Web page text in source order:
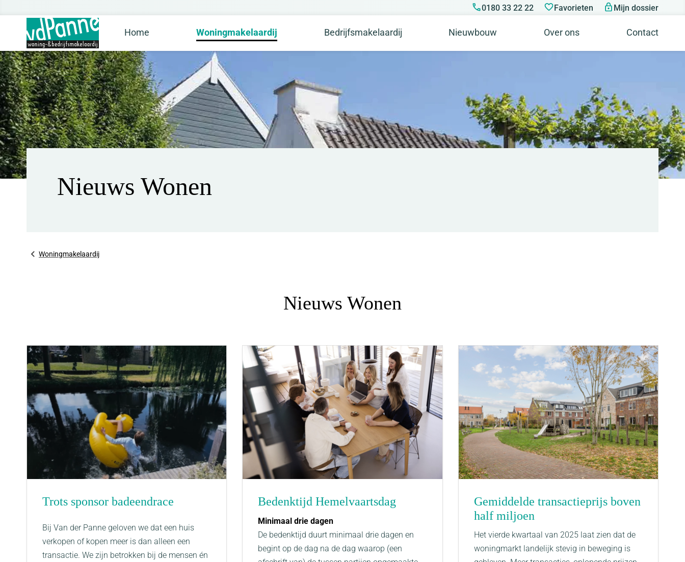
0180 33 22 22 Favorieten Mijn dossier
Home Woningmakelaardij Bedrijfsmakelaardij Nieuwbouw Over ons Contact
Nieuws Wonen
Woningmakelaardij
Nieuws Wonen
Trots sponsor badeendrace
Bij Van der Panne geloven we dat een huis
verkopen of kopen meer is dan alleen een
transactie. We zijn betrokken bij de mensen én
Bedenktijd Hemelvaartsdag
Minimaal drie dagen
De bedenktijd duurt minimaal drie dagen en
begint op de dag na de dag waarop (een
Gemiddelde transactieprijs boven
half miljoen
Het vierde kwartaal van 2025 laat zien dat de
woningmarkt landelijk stevig in beweging is